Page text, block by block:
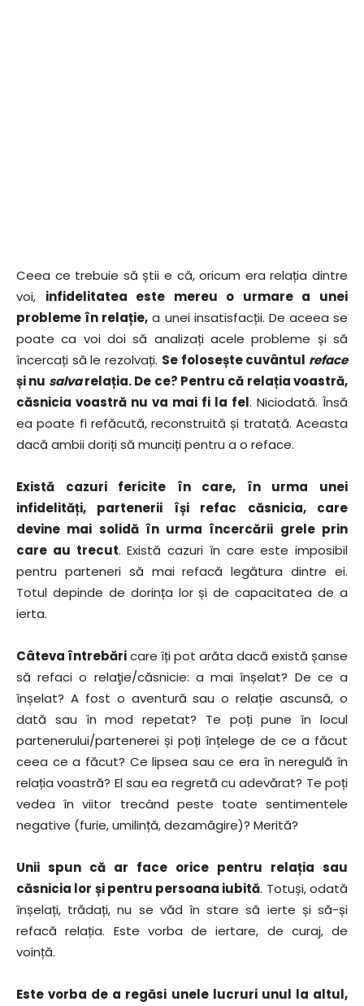
Ceea ce trebuie să știi e că, oricum era relația dintre
voi, infidelitatea este mereu o urmare a unei
probleme în relație, a unei insatisfacții. De aceea se
poate ca voi doi să analizați acele probleme și să
încercați să le rezolvați. Se folosește cuvântul reface
și nu salvarelația. De ce? Pentru că relația voastră,
căsnicia voastră nu va mai fi la fel. Niciodată. Însă
ea poate fi refăcută, reconstruită și tratată. Aceasta
dacă ambii doriți să munciți pentru a o reface.
Există cazuri fericite în care, în urma unei
infidelități, partenerii își refac căsnicia, care
devine mai solidă în urma încercării grele prin
care au trecut. Există cazuri în care este imposibil
pentru parteneri să mai refacă legătura dintre ei.
Totul depinde de dorința lor și de capacitatea de a
ierta.
Câteva întrebăricare îți pot arăta dacă există șanse
să refaci o relaţie/căsnicie: a mai înșelat? De ce a
înșelat? A fost o aventură sau o relație ascunsă, o
dată sau în mod repetat? Te poți pune în locul
partenerului/partenerei și poți înțelege de ce a făcut
ceea ce a făcut? Ce lipsea sau ce era în neregulă în
relația voastră? El sau ea regretă cu adevărat? Te poți
vedea în viitor trecând peste toate sentimentele
negative (furie, umilință, dezamăgire)? Merită?
Unii spun că ar face orice pentru relația sau
căsnicia lor și pentru persoana iubită. Totuși, odată
înșelați, trădați, nu se văd în stare să ierte și să-și
refacă relația. Este vorba de iertare, de curaj, de
voință.
Este vorba de a regăsi unele lucruri unul la altul,